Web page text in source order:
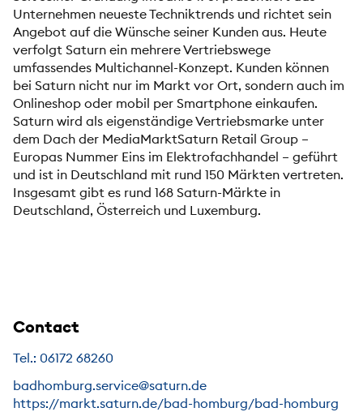
Unternehmen neueste Techniktrends und richtet sein
Angebot auf die Wünsche seiner Kunden aus. Heute
verfolgt Saturn ein mehrere Vertriebswege
umfassendes Multichannel-Konzept. Kunden können
bei Saturn nicht nur im Markt vor Ort, sondern auch im
Onlineshop oder mobil per Smartphone einkaufen.
Saturn wird als eigenständige Vertriebsmarke unter
dem Dach der MediaMarktSaturn Retail Group –
Europas Nummer Eins im Elektrofachhandel – geführt
und ist in Deutschland mit rund 150 Märkten vertreten.
Insgesamt gibt es rund 168 Saturn-Märkte in
Deutschland, Österreich und Luxemburg.
Contact
Tel.: 06172 68260
badhomburg.service@saturn.de
https://markt.saturn.de/bad-homburg/bad-homburg